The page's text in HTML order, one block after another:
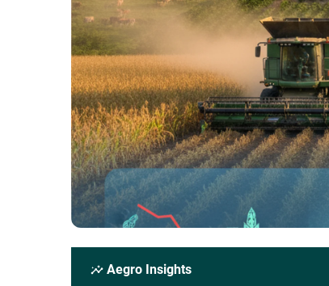
insights Aegro Insights